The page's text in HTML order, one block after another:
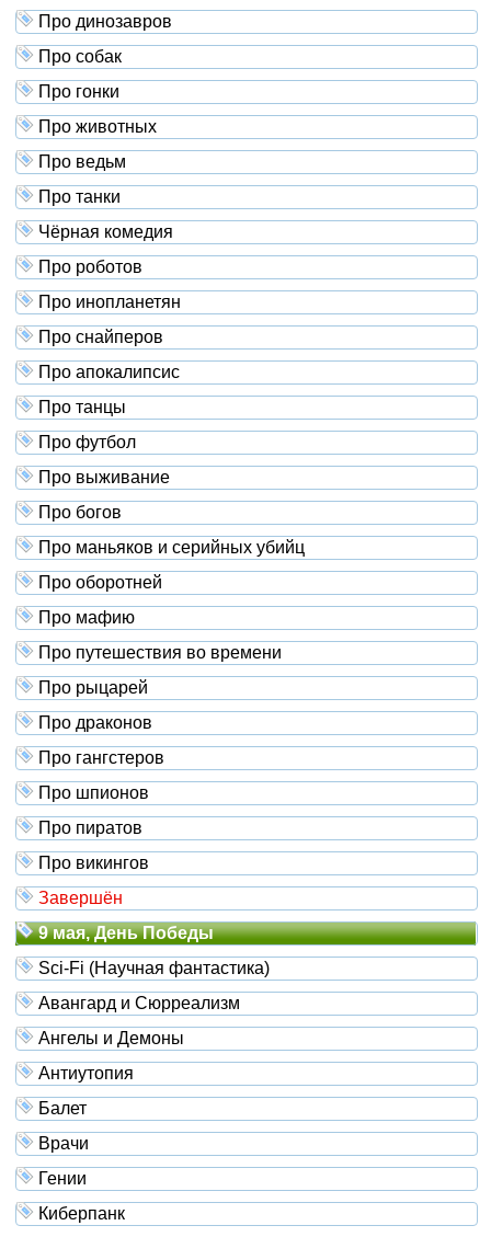
Про динозавров
Про собак
Про гонки
Про животных
Про ведьм
Про танки
Чёрная комедия
Про роботов
Про инопланетян
Про снайперов
Про апокалипсис
Про танцы
Про футбол
Про выживание
Про богов
Про маньяков и серийных убийц
Про оборотней
Про мафию
Про путешествия во времени
Про рыцарей
Про драконов
Про гангстеров
Про шпионов
Про пиратов
Про викингов
Завершён
9 мая, День Победы
Sci-Fi (Научная фантастика)
Авангард и Сюрреализм
Ангелы и Демоны
Антиутопия
Балет
Врачи
Гении
Киберпанк